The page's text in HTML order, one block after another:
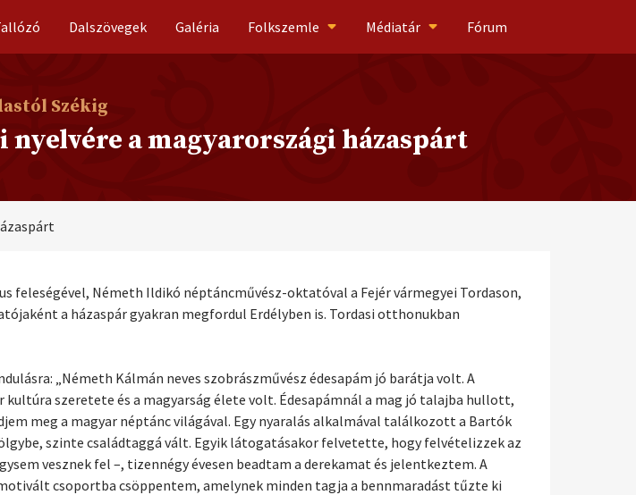
Dalszövegek Galéria Folkszemle Médiatár Fórum
Székig
a magyarországi házaspárt
feleségével, Németh Ildikó néptáncművész-oktatóval a Fejér vármegyei Tordason,
a házaspár gyakran megfordul Erdélyben is. Tordasi otthonukban
„Németh Kálmán neves szobrászművész édesapám jó barátja volt. A
szeretete és a magyarság élete volt. Édesapámnál a mag jó talajba hullott,
meg a magyar néptánc világával. Egy nyaralás alkalmával találkozott a Bartók
szinte családtaggá vált. Egyik látogatásakor felvetette, hogy felvételizzek az
vesznek fel –, tizennégy évesen beadtam a derekamat és jelentkeztem. A
csoportba csöppentem, amelynek minden tagja a bennmaradást tűzte ki